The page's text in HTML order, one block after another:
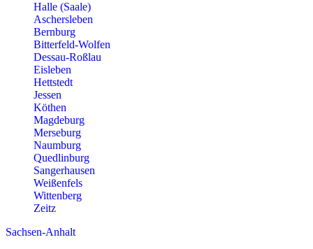
Halle (Saale)
Aschersleben
Bernburg
Bitterfeld-Wolfen
Dessau-Roßlau
Eisleben
Hettstedt
Jessen
Köthen
Magdeburg
Merseburg
Naumburg
Quedlinburg
Sangerhausen
Weißenfels
Wittenberg
Zeitz
Sachsen-Anhalt